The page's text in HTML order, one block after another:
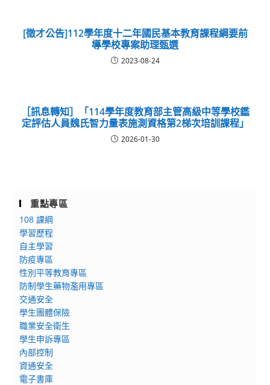
[徵才公告]112學年度十二年國民基本教育課程綱要前
導學校專案助理甄選
2023-08-24
［訊息轉知］「114學年度教育部主管高級中等學校鑑
定評估人員魏氏智力量表施測資格第2梯次培訓課程」
2026-01-30
重點專區
108 課綱
學習歷程
自主學習
防疫專區
性別平等教育專區
防制學生藥物濫用專區
交通安全
學生團體保險
職業安全衛生
學生申訴專區
內部控制
資通安全
電子書庫